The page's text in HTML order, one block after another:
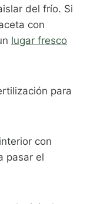
del frío. Si
con
lugar fresco
para
con
pasar el